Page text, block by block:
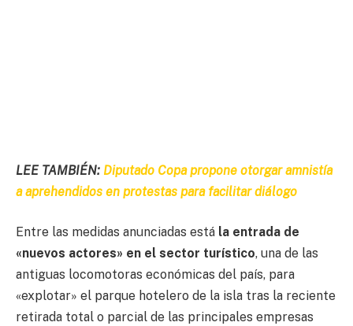
LEE TAMBIÉN: Diputado Copa propone otorgar amnistía
a aprehendidos en protestas para facilitar diálogo
Entre las medidas anunciadas está la entrada de
«nuevos actores» en el sector turístico, una de las
antiguas locomotoras económicas del país, para
«explotar» el parque hotelero de la isla tras la reciente
retirada total o parcial de las principales empresas